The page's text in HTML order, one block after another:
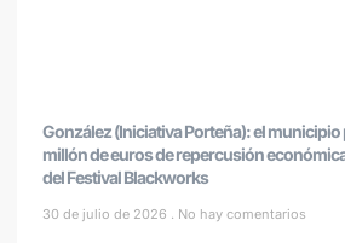
González (Iniciativa Porteña): el
millón de euros de repercusión
del Festival Blackworks
30 de julio de 2026 No hay comentarios